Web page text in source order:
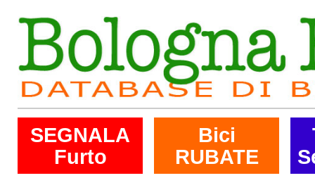
SEGNALA
Furto
Bici
RUBATE